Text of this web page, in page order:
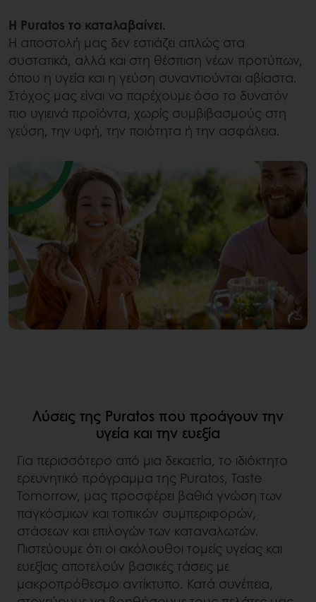
Η Puratos το καταλαβαίνει.
Η αποστολή μας δεν εστιάζει απλώς στα
συστατικά, αλλά και στη θέσπιση νέων προτύπων,
όπου η υγεία και η γεύση συναντιούνται αβίαστα.
Στόχος μας είναι να παρέχουμε όσο το δυνατόν
πιο υγιεινά προϊόντα, χωρίς συμβιβασμούς στη
γεύση, την υφή, την ποιότητα ή την ασφάλεια.
Λύσεις της Puratos που προάγουν την
υγεία και την ευεξία
Για περισσότερο από μια δεκαετία, το ιδιόκτητο
ερευνητικό πρόγραμμα της Puratos, Taste
Tomorrow, μας προσφέρει βαθιά γνώση των
παγκόσμιων και τοπικών συμπεριφορών,
στάσεων και επιλογών των καταναλωτών.
Πιστεύουμε ότι οι ακόλουθοι τομείς υγείας και
ευεξίας αποτελούν βασικές τάσεις με
μακροπρόθεσμο αντίκτυπο. Κατά συνέπεια,